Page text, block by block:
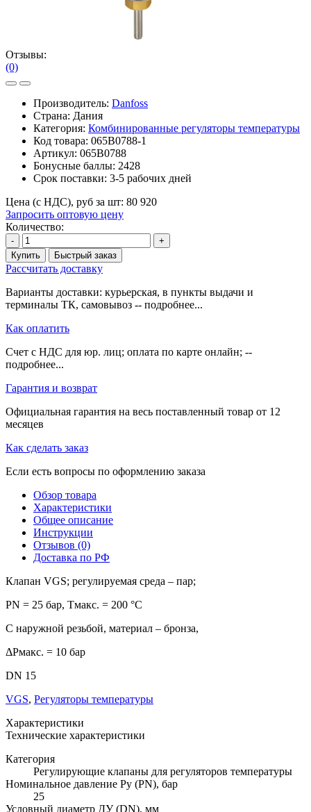
Отзывы:
(0)
Производитель: Danfoss
Страна: Дания
Категория: Комбинированные регуляторы температуры
Код товара: 065B0788-1
Артикул: 065B0788
Бонусные баллы: 2428
Срок поставки: 3-5 рабочих дней
Цена (с НДС), руб за шт: 80 920
Запросить оптовую цену
Количество:
-
+
Купить
Быстрый заказ
Рассчитать доставку
Варианты доставки: курьерская, в пункты выдачи и
терминалы ТК, самовывоз -- подробнее...
Как оплатить
Счет с НДС для юр. лиц; оплата по карте онлайн; --
подробнее...
Гарантия и возврат
Официальная гарантия на весь поставленный товар от 12
месяцев
Как сделать заказ
Если есть вопросы по оформлению заказа
Обзор товара
Характеристики
Общее описание
Инструкции
Отзывов (0)
Доставка по РФ
Клапан VGS; регулируемая среда – пар;
PN = 25 бар, Тмакс. = 200 °С
С наружной резьбой, материал – бронза,
ΔPмакс. = 10 бар
DN 15
VGS, Регуляторы температуры
Характеристики
Технические характеристики
Категория
Регулирующие клапаны для регуляторов температуры
Номинальное давление Ру (PN), бар
25
Условный диаметр ДУ (DN), мм